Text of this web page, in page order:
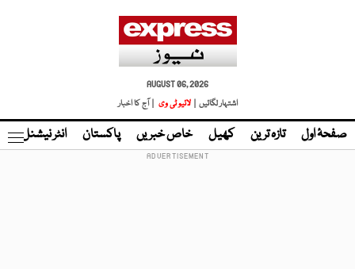
AUGUST 06, 2026
اشتہار لگائیں |
لائیو ٹی وی | آج کا اخبار
صفحۂ اول تازہ ترین کھیل خاص خبریں پاکستان انٹر نیشنل